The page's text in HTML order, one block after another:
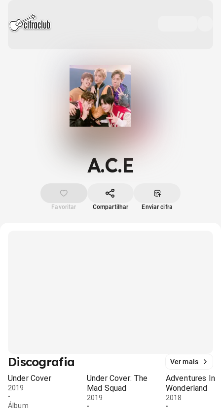
A.C.E
Favoritar Compartilhar Enviar cifra
Discografia Ver mais
Under Cover
2019
•
Álbum
Under Cover: The
Mad Squad
2019
•
Adventures In
Wonderland
2018
•